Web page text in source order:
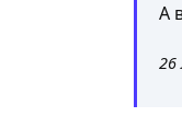
А
26